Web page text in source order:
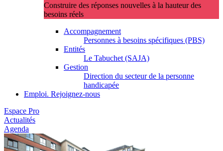
Construire des réponses nouvelles à la hauteur des
besoins réels
Accompagnement
Personnes à besoins spécifiques (PBS)
Entités
Le Tabuchet (SAJA)
Gestion
Direction du secteur de la personne
handicapée
Emploi. Rejoignez-nous
Espace Pro
Actualités
Agenda